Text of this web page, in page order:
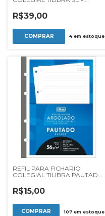
R$39,00
4em estoque
REFIL PARA FICHARIO
COLEGIAL TILIBRA PAUTADO
R$15,00
107em estoque